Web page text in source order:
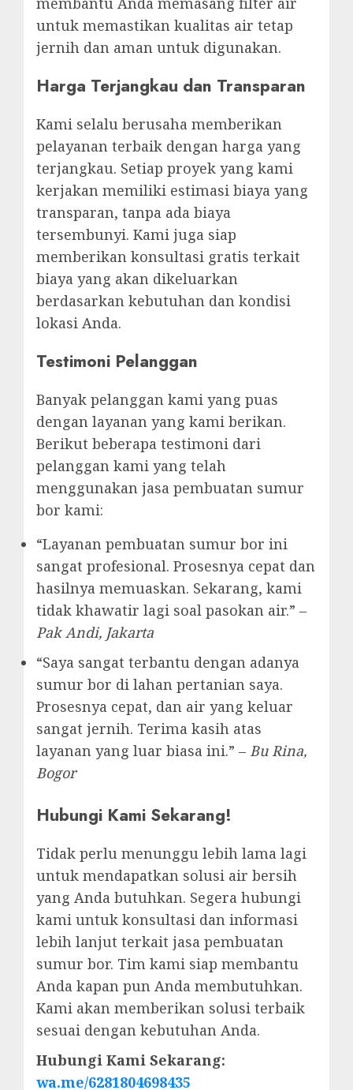
untuk memastikan kualitas air tetap
jernih dan aman untuk digunakan.
Harga Terjangkau dan Transparan
Kami selalu berusaha memberikan
pelayanan terbaik dengan harga yang
terjangkau. Setiap proyek yang kami
kerjakan memiliki estimasi biaya yang
transparan, tanpa ada biaya
tersembunyi. Kami juga siap
memberikan konsultasi gratis terkait
biaya yang akan dikeluarkan
berdasarkan kebutuhan dan kondisi
lokasi Anda.
Testimoni Pelanggan
Banyak pelanggan kami yang puas
dengan layanan yang kami berikan.
Berikut beberapa testimoni dari
pelanggan kami yang telah
menggunakan jasa pembuatan sumur
bor kami:
“Layanan pembuatan sumur bor ini
sangat profesional. Prosesnya cepat dan
hasilnya memuaskan. Sekarang, kami
tidak khawatir lagi soal pasokan air.” –
Pak Andi, Jakarta
“Saya sangat terbantu dengan adanya
sumur bor di lahan pertanian saya.
Prosesnya cepat, dan air yang keluar
sangat jernih. Terima kasih atas
layanan yang luar biasa ini.” – Bu Rina,
Bogor
Hubungi Kami Sekarang!
Tidak perlu menunggu lebih lama lagi
untuk mendapatkan solusi air bersih
yang Anda butuhkan. Segera hubungi
kami untuk konsultasi dan informasi
lebih lanjut terkait jasa pembuatan
sumur bor. Tim kami siap membantu
Anda kapan pun Anda membutuhkan.
Kami akan memberikan solusi terbaik
sesuai dengan kebutuhan Anda.
Hubungi Kami Sekarang:
wa.me/6281804698435